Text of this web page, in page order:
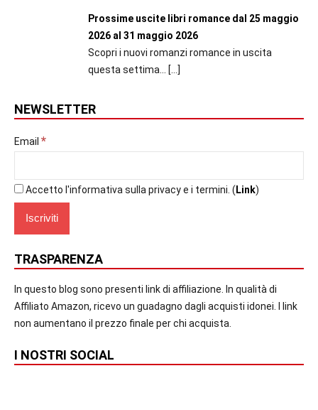
Prossime uscite libri romance dal 25 maggio
2026 al 31 maggio 2026
Scopri i nuovi romanzi romance in uscita
questa settima...
[…]
NEWSLETTER
Email *
Accetto l'informativa sulla privacy e i termini. ( Link)
TRASPARENZA
In questo blog sono presenti link di affiliazione. In qualità di
Affiliato Amazon, ricevo un guadagno dagli acquisti idonei. I link
non aumentano il prezzo finale per chi acquista.
I NOSTRI SOCIAL